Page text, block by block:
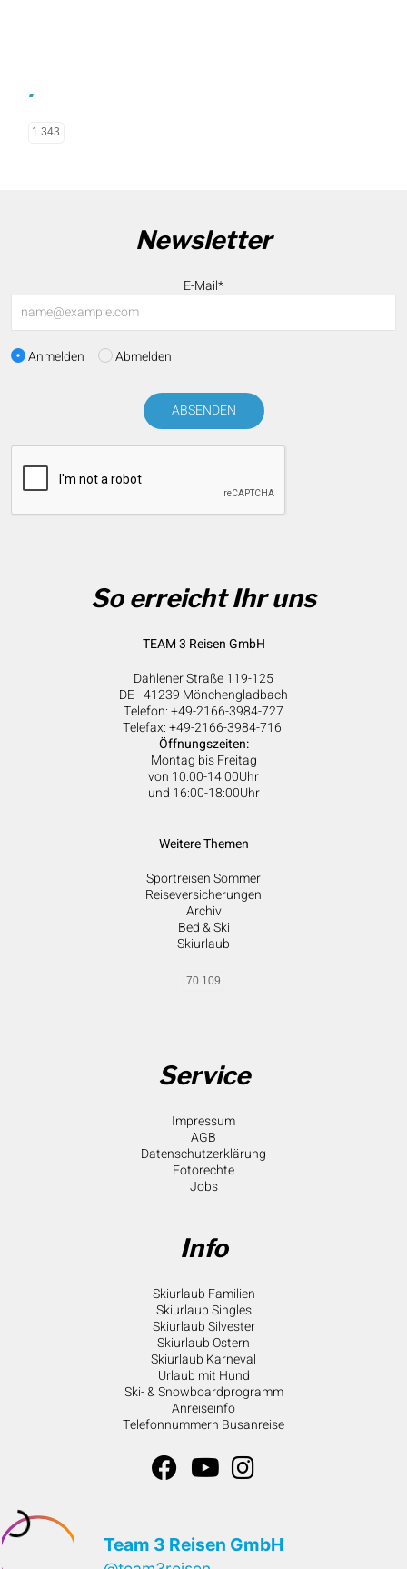
.
1.343
Newsletter
E-Mail*
Anmelden Abmelden
ABSENDEN
So erreicht Ihr uns
TEAM 3 Reisen GmbH
Dahlener Straße 119-125
DE - 41239 Mönchengladbach
Telefon: +49-2166-3984-727
Telefax: +49-2166-3984-716
Öffnungszeiten:
Montag bis Freitag
von 10:00-14:00Uhr
und 16:00-18:00Uhr
Weitere Themen
Sportreisen Sommer
Reiseversicherungen
Archiv
Bed & Ski
Skiurlaub
70.109
Service
Impressum
AGB
Datenschutzerklärung
Fotorechte
Jobs
Info
Skiurlaub Familien
Skiurlaub Singles
Skiurlaub Silvester
Skiurlaub Ostern
Skiurlaub Karneval
Urlaub mit Hund
Ski- & Snowboardprogramm
Anreiseinfo
Telefonnummern Busanreise